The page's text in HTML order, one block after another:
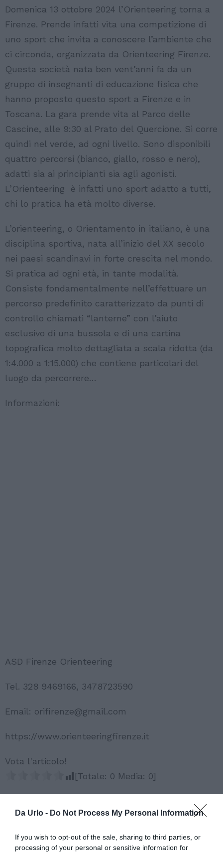
Da Urlo - Do Not Process My Personal Information
If you wish to opt-out of the sale, sharing to third parties, or
processing of your personal or sensitive information for
Domenica 13 ottobre 2024 l’Orienteering torna a
Firenze. Prende infatti vita una competizione di
uno sport che invita a conoscere l’ambiente che
ci circonda, organizzata da Orienteering Firenze.
Questa società nata ben vent’anni fa da un
gruppo di insegnanti di educazione fisica che
hanno proposto questo sport a Firenze e in
Toscana. La gara prende vita al Parco delle
Cascine, alle 9:30 al Prato del Quercione. Si corre
quindi nel verde, ad ogni livello. Sono disponibili
quattro percorsi (bianco, giallo, rosso e nero),
adatti sia ai principianti sia agli agonisti.
L’Orienteering è infatti uno sport adatto a tutti,
chi lo pratica ha età molto diverse.
L’orienteering, o Orientamento in italiano, è una
disciplina sportiva, nata all’inizio del XX secolo
nei paesi scandinavi in forte crescita nel mondo.
Si pratica ad ogni età, in tante modalità.
Consiste fondamentalmente nell’effettuare un
percorso predefinito caratterizzato da punti di
controllo chiamati “lanterne” con l’aiuto
esclusivo di una bussola e di una cartina
topografica molto dettagliata a scala ridotta (da
1:4.000 a 1:15.000) che contiene particolari del
luogo da percorrere…
Informazioni:
ASD Firenze Orienteering
Tel. 328 9469166, 3478723590
Email: orifirenze@gmail.com
https://www.orienteeringfirenze.it
Vota l'articolo!
[Totale: 0 Media: 0]